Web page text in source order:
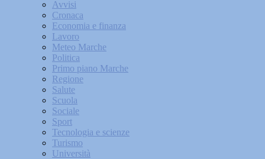
Avvisi
Cronaca
Economia e finanza
Lavoro
Meteo Marche
Politica
Primo piano Marche
Regione
Salute
Scuola
Sociale
Sport
Tecnologia e scienze
Turismo
Università